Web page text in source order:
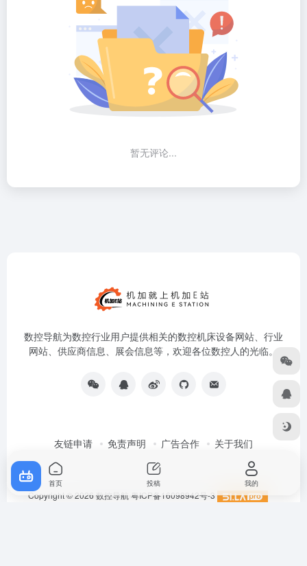
暂无评论...
数控导航为数控行业用户提供相关的数控机床设备网站、行业
网站、供应商信息、展会信息等，欢迎各位数控人的光临。
友链申请 免责声明 广告合作 关于我们
Copyright © 2026 数控导航 粤ICP备16098942号-3
首页 投稿 我的